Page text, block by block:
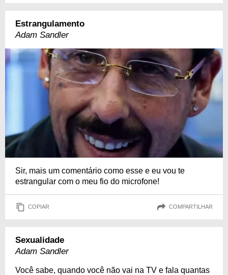
Estrangulamento
Adam Sandler
Sir, mais um comentário como esse e eu vou te
estrangular com o meu fio do microfone!
COPIAR COMPARTILHAR
Sexualidade
Adam Sandler
Você sabe, quando você não vai na TV e fala quantas